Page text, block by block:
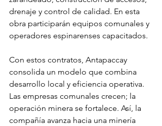
drenaje y control de calidad. En esta
obra participarán equipos comunales y
operadores espinarenses capacitados.
Con estos contratos, Antapaccay
consolida un modelo que combina
desarrollo local y eficiencia operativa.
Las empresas comunales crecen; la
operación minera se fortalece. Así, la
compañía avanza hacia una minería